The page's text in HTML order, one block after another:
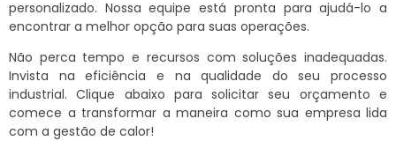
personalizado. Nossa equipe está pronta para ajudá-lo a
encontrar a melhor opção para suas operações.
Não perca tempo e recursos com soluções inadequadas.
Invista na eficiência e na qualidade do seu processo
industrial. Clique abaixo para solicitar seu orçamento e
comece a transformar a maneira como sua empresa lida
com a gestão de calor!